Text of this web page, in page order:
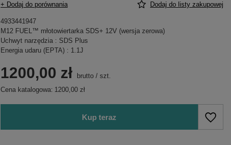
+ Dodaj do porównania Dodaj do listy zakupowej
4933441947
M12 FUEL™ młotowiertarka SDS+ 12V (wersja zerowa)
Uchwyt narzędzia : SDS Plus
Energia udaru (EPTA) : 1.1J
1200,00 zł brutto /szt.
Cena katalogowa: 1200,00 zł
Kup teraz